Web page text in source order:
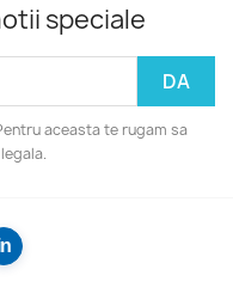
speciale
aceasta te rugam sa